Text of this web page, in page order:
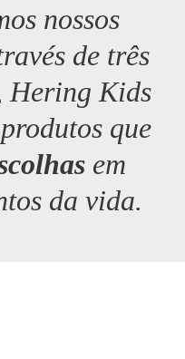
nossos
de três
Hering Kids
que
em
da vida.